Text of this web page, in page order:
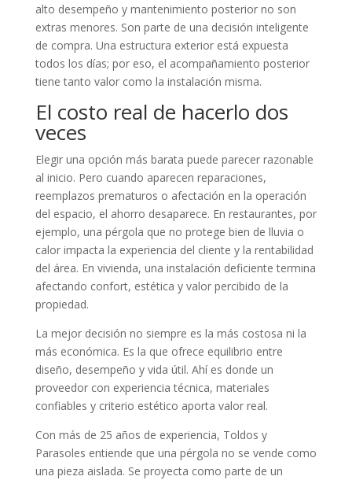
alto desempeño y mantenimiento posterior no son
extras menores. Son parte de una decisión inteligente
de compra. Una estructura exterior está expuesta
todos los días; por eso, el acompañamiento posterior
tiene tanto valor como la instalación misma.
El costo real de hacerlo dos
veces
Elegir una opción más barata puede parecer razonable
al inicio. Pero cuando aparecen reparaciones,
reemplazos prematuros o afectación en la operación
del espacio, el ahorro desaparece. En restaurantes, por
ejemplo, una pérgola que no protege bien de lluvia o
calor impacta la experiencia del cliente y la rentabilidad
del área. En vivienda, una instalación deficiente termina
afectando confort, estética y valor percibido de la
propiedad.
La mejor decisión no siempre es la más costosa ni la
más económica. Es la que ofrece equilibrio entre
diseño, desempeño y vida útil. Ahí es donde un
proveedor con experiencia técnica, materiales
confiables y criterio estético aporta valor real.
Con más de 25 años de experiencia, Toldos y
Parasoles entiende que una pérgola no se vende como
una pieza aislada. Se proyecta como parte de un